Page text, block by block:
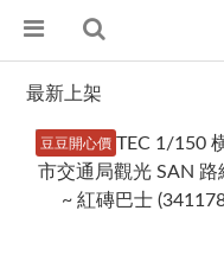
最新上架
豆豆開心價